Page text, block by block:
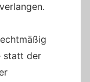
statt der